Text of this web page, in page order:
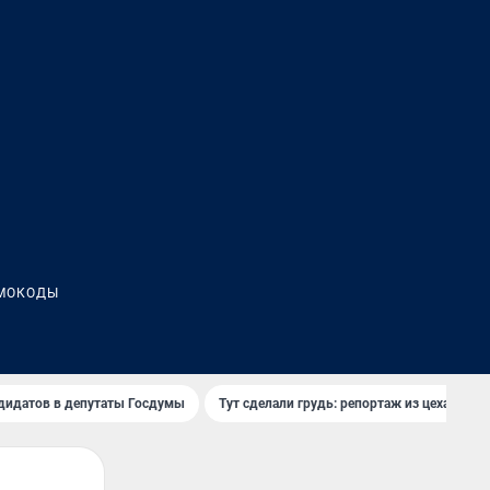
в депутаты Госдумы Тут сделали грудь: репортаж из цеха